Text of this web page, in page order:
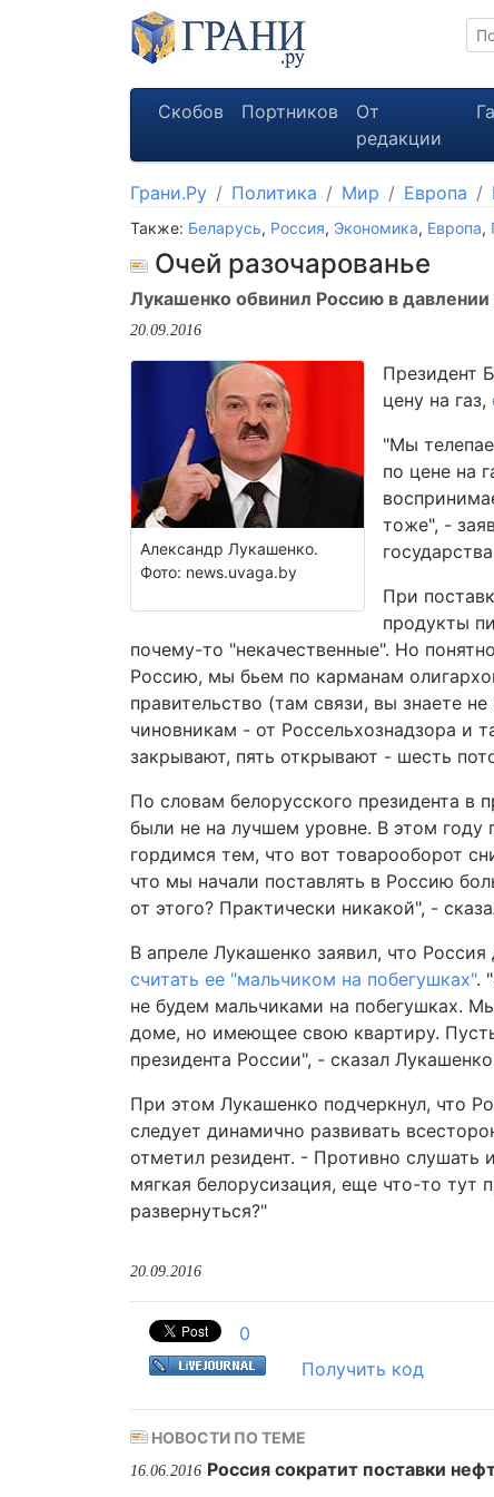
Скобов Портников
От
редакции
Грани.Ру Политика Мир Европа
Также: Беларусь, Россия, Экономика, Европа,
Очей разочарованье
Лукашенко обвинил Россию в
20.09.2016
Александр Лукашенко.
Фото: news.uvaga.by
Президент
цену на газ,
"Мы
по цене на
тоже", -
При
продукты
почему-то "некачественные". Но
Россию, мы бьем по карманам
правительство (там связи, вы знаете
чиновникам - от Россельхознадзора и
закрывают, пять открывают - шесть
По словам белорусского президента
были не на лучшем уровне. В этом году
гордимся тем, что вот товарооборот
что мы начали поставлять в Россию
от этого? Практически никакой", -
В апреле Лукашенко заявил, что
считать ее "мальчиком на побегушках".
не будем мальчиками на побегушках.
доме, но имеющее свою квартиру.
президента России", - сказал
При этом Лукашенко подчеркнул, что
следует динамично развивать
отметил резидент. - Противно слушать
мягкая белорусизация, еще что-то
развернуться?"
20.09.2016
0
Получить код
НОВОСТИ ПО ТЕМЕ
16.06.2016 Россия сократит поставки